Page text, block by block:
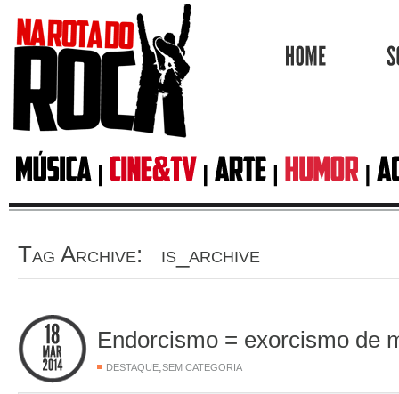
Tag Archive: is_archive
Endorcismo = exorcismo de
DESTAQUE,SEM CATEGORIA